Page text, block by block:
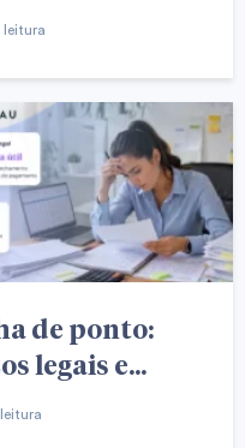
leitura
de ponto:
legais e...